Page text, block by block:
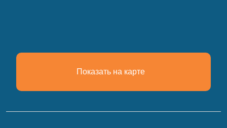
Показать на карте